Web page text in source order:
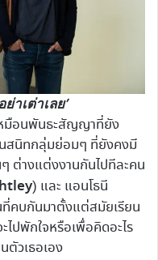
ย่าเต่าเลย’
หมือนพันธะสัญญาที่ยัง
นสนิทกลุ่มย่อมๆ ที่ยังคงมี
ต่างแต่งงานกันไปทีละคน
) และ แอนโธนี
คบกันมาตั้งแต่สมัยเรียน
ไปพักใจหรือเพื่อคิดอะไร
ตัวเธอเอง